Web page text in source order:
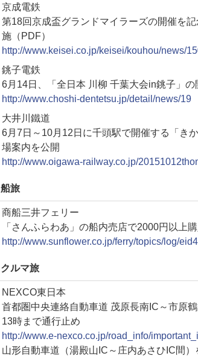
京成電鉄
第18回京成盃グランドマイラーズの開催を
施（PDF）
http://www.keisei.co.jp/keisei/kouhou/news/
銚子電鉄
6月14日、「全日本 川柳 千葉大会in銚子」
http://www.choshi-dentetsu.jp/detail/news/19
大井川鐵道
6月7日～10月12日に千頭駅で開催する「き
場案内を公開
http://www.oigawa-railway.co.jp/
船旅
商船三井フェリー
「さんふらわあ」の船内売店で2000円以上
http://www.sunflower.co.jp/ferry/topics/log/
クルマ旅
NEXCO東日本
首都圏中央連絡自動車道 茂原長南IC～市原
13時まで通行止め
http://www.e-nexco.co.jp/road_info/
山形自動車道（湯殿山IC～庄内あさひIC間